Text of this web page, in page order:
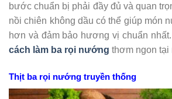
bước chuẩn bị phải đầy đủ và quan
nồi chiên không dầu có thể giúp món
hơn và đảm bảo hương vị chuẩn
cách làm ba rọi nướng thơm ngon
Thịt ba rọi nướng truyền thống